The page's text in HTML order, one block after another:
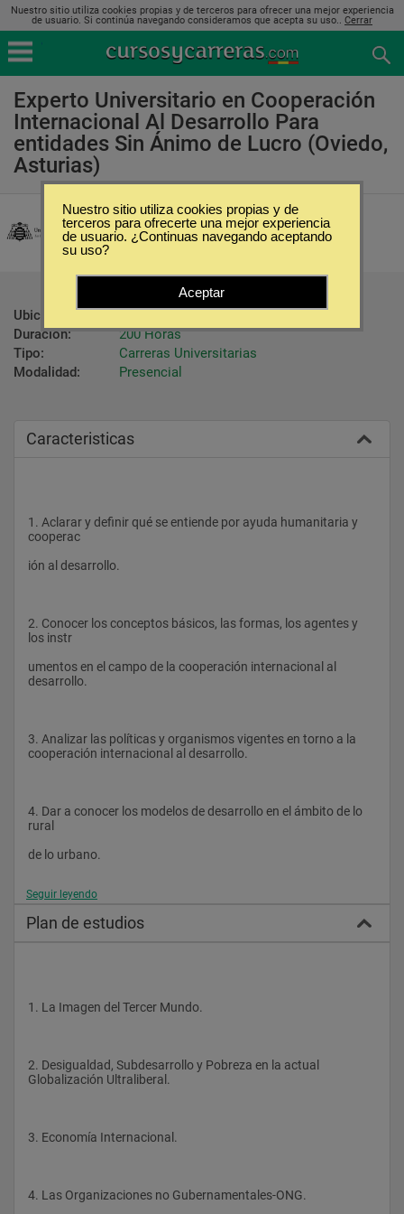
Nuestro sitio utiliza cookies propias y de terceros para ofrecer una mejor experiencia
de usuario. Si continúa navegando consideramos que acepta su uso.. Cerrar
Experto Universitario en Cooperación
Internacional Al Desarrollo Para
entidades Sin Ánimo de Lucro (Oviedo,
Asturias)
Universidad de Oviedo
Ubicación:
Oviedo - Asturias
Duración:
200 Horas
Tipo:
Carreras Universitarias
Modalidad:
Presencial
Caracteristicas
1. Aclarar y definir qué se entiende por ayuda humanitaria y
cooperac
ión al desarrollo.
2. Conocer los conceptos básicos, las formas, los agentes y
los instr
umentos en el campo de la cooperación internacional al
desarrollo.
3. Analizar las políticas y organismos vigentes en torno a la
cooperación internacional al desarrollo.
4. Dar a conocer los modelos de desarrollo en el ámbito de lo
rural
de lo urbano.
sostenib
6. Analizar críticamente y argumentadamente las políticas
diferentes países y su incidencia en el desarrollo de los
mismos.
7. Mostrar el recorrido histórico y la evolución de las ONGD a
nivel mundial.
8. Presentar los diferentes métodos para la gestión de las
Seguir leyendo
Plan de estudios
1. La Imagen del Tercer Mundo.
2. Desigualdad, Subdesarrollo y Pobreza en la actual
Globalización Ultraliberal.
3. Economía Internacional.
4. Las Organizaciones no Gubernamentales-ONG.
Nuestro sitio utiliza cookies propias y de
terceros para ofrecerte una mejor experiencia
de usuario. ¿Continuas navegando aceptando
su uso?
Aceptar